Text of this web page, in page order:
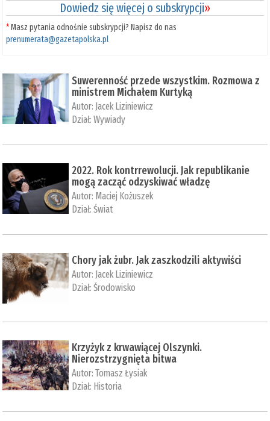
Dowiedz się więcej o subskrypcji»
*Masz pytania odnośnie subskrypcji? Napisz do nas
prenumerata@gazetapolska.pl
Suwerenność przede wszystkim. Rozmowa z
ministrem Michałem Kurtyką
Autor: Jacek Liziniewicz
Dział:Wywiady
2022. Rok kontrrewolucji. Jak republikanie
mogą zacząć odzyskiwać władzę
Autor: Maciej Kożuszek
Dział:Świat
Chory jak żubr. Jak zaszkodzili aktywiści
Autor: Jacek Liziniewicz
Dział:Środowisko
Krzyżyk z krwawiącej Olszynki.
Nierozstrzygnięta bitwa
Autor:Tomasz Łysiak
Dział: Historia